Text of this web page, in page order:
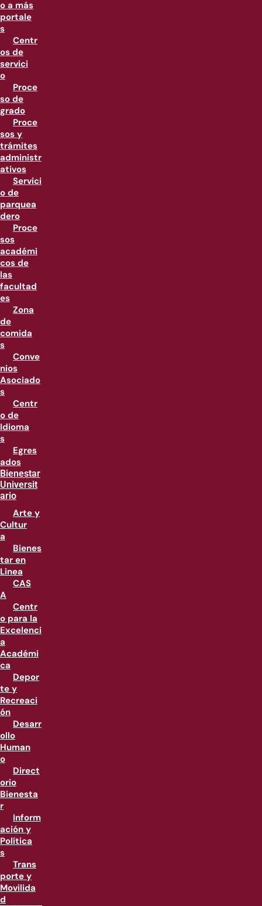
o a más
portale
s
Centr
os de
servici
o
Proce
so de
grado
Proce
sos y
trámites
administr
ativos
Servici
o de
parquea
dero
Proce
sos
académi
cos de
las
facultad
es
Zona
de
comida
s
Conve
nios
Asociado
s
Centr
o de
Idioma
s
Egres
ados
Bienestar
Universit
ario
Arte y
Cultur
a
Bienes
tar en
Linea
CAS
A
Centr
o para la
Excelenci
a
Académi
ca
Depor
te y
Recreaci
ón
Desarr
ollo
Human
o
Direct
orio
Bienesta
r
Inform
ación y
Política
s
Trans
porte y
Movilida
d